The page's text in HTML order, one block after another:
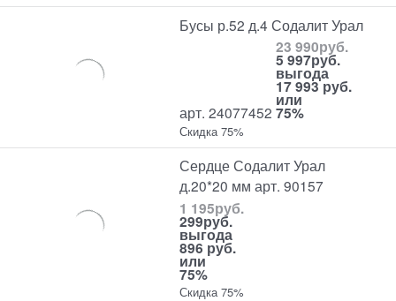
Бусы р.52 д.4 Содалит Урал
арт. 24077452
23 990руб.
5 997руб.
выгода
17 993 руб.
или
75%
Скидка 75%
Сердце Содалит Урал
д.20*20 мм арт. 90157
1 195руб.
299руб.
выгода
896 руб.
или
75%
Скидка 75%